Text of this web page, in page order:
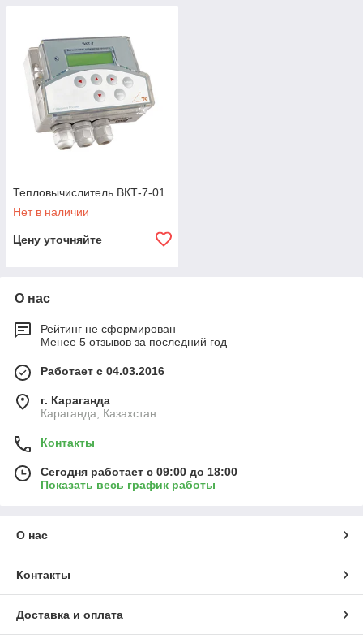
Тепловычислитель ВКТ-7-01
Нет в наличии
Цену уточняйте
О нас
Рейтинг не сформирован
Менее 5 отзывов за последний год
Работает с 04.03.2016
г. Караганда
Караганда, Казахстан
Контакты
Сегодня работает с 09:00 до 18:00
Показать весь график работы
О нас
Контакты
Доставка и оплата